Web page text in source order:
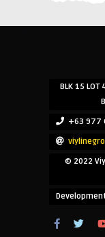
BLK 15 LOT
+63 977
© 2022